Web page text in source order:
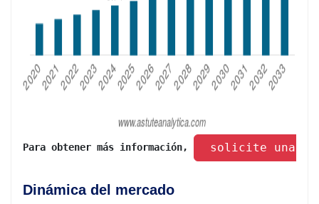
Para obtener más información, solicite una
Dinámica del mercado